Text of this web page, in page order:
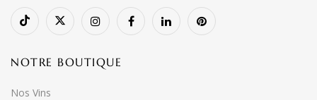
NOTRE BOUTIQUE
Nos Vins